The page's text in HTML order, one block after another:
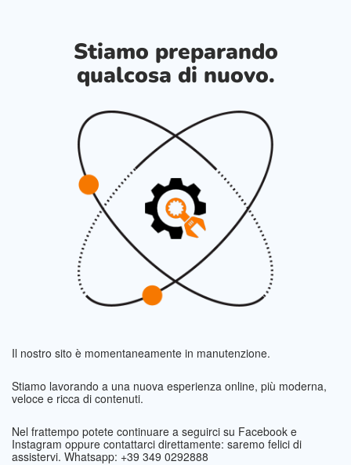
Stiamo preparando
qualcosa di nuovo.
Il nostro sito è momentaneamente in manutenzione.
Stiamo lavorando a una nuova esperienza online, più moderna,
veloce e ricca di contenuti.
Nel frattempo potete continuare a seguirci su Facebook e
Instagram oppure contattarci direttamente: saremo felici di
assistervi. Whatsapp: +39 349 0292888